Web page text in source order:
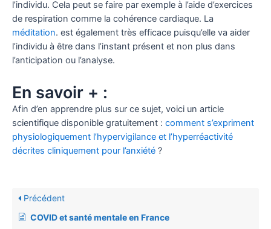
l’individu. Cela peut se faire par exemple à l’aide d’exercices
de respiration comme la cohérence cardiaque. La
méditation. est également très efficace puisqu’elle va aider
l’individu à être dans l’instant présent et non plus dans
l’anticipation ou l’analyse.
En savoir + :
Afin d’en apprendre plus sur ce sujet, voici un article
scientifique disponible gratuitement : comment s’expriment
physiologiquement l’hypervigilance et l’hyperréactivité
décrites cliniquement pour l’anxiété ?
Précédent
COVID et santé mentale en France